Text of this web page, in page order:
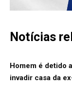
Notícias
Homem é detido
invadir casa da